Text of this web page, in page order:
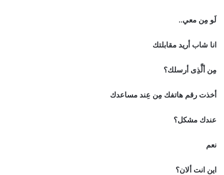
لَو مِن معي..
انا شاب أريد مقابلتك
مِن ألَّذِى أرسلك؟
أخذت رقم هاتفك مِن عِند مساعدك
عندك مشكل؟
نعم
اين انت ألان؟